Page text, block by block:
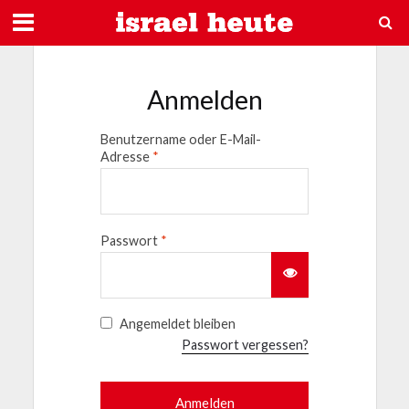
Anmelden
Benutzername oder E-Mail-
Adresse *
Passwort *
Angemeldet bleiben
Passwort vergessen?
Anmelden